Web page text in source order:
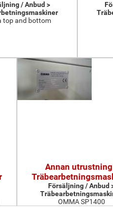
/ Anbud >
top and bottom
Annan
Försäljning / Anbud
OMMA SP1400